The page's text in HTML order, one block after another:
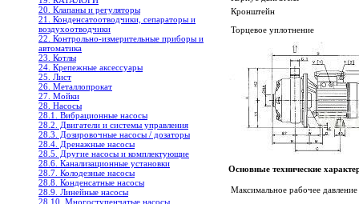
20. Клапаны и регуляторы
21. Конденсатоотводчики, сепараторы и
воздухоотводчики
22. Контрольно-измерительные приборы и
автоматика
23. Котлы
24. Крепежные аксессуары
25. Лист
26. Металлопрокат
27. Мойки
28. Насосы
28.1. Вибрационные насосы
28.2. Двигатели и системы управления
28.3. Дозировочные насосы / дозаторы
28.4. Дренажные насосы
28.5. Другие насосы и комплектующие
28.6. Канализационные установки
28.7. Колодезные насосы
28.8. Конденсатные насосы
28.9. Линейные насосы
28.10. Многоступенчатые насосы
Кронштейн
Торцевое уплотнение
Основные технические
Максимальное рабочее давление